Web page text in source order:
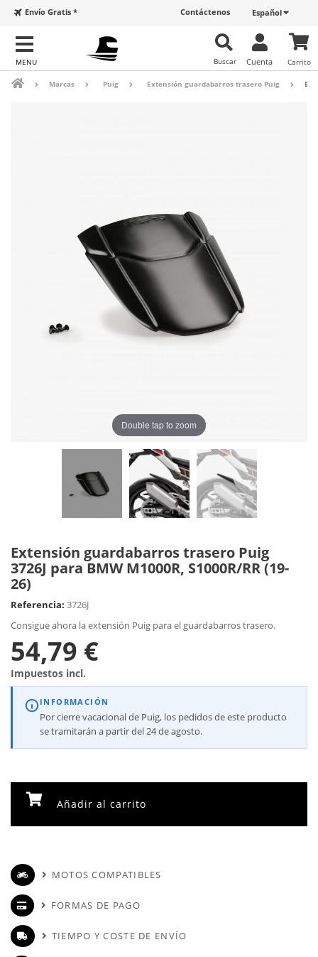
Español
Contáctenos
Envío Gratis *
Carrito
Cuenta
Buscar
Marcas Puig Extensión guardabarros trasero Puig
Double tap to zoom
Extensión guardabarros trasero Puig
3726J para BMW M1000R, S1000R/RR (19-
26)
Referencia: 3726J
Consigue ahora la extensión Puig para el guardabarros trasero.
54,79 €
Impuestos incl.
INFORMACIÓN
Por cierre vacacional de Puig, los pedidos de este producto
se tramitarán a partir del 24 de agosto.
Añadir al carrito
MOTOS COMPATIBLES
FORMAS DE PAGO
TIEMPO Y COSTE DE ENVÍO